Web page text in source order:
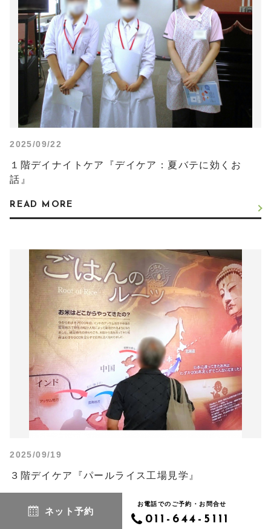
2025/09/22
１階デイナイトケア『デイケア：夏バテに効くお
話』
READ MORE
2025/09/19
３階デイケア『パールライス工場見学』
READ MORE
ネット予約
お電話でのご予約・お問合せ
011-644-5111